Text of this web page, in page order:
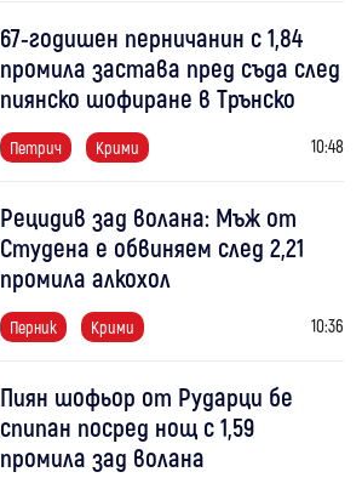
67-годишен перничанин с 1,84
промила застава пред съда след
пиянско шофиране в Трънско
Петрич Крими 10:48
Рецидив зад волана: Мъж от
Студена е обвиняем след 2,21
промила алкохол
Перник Крими 10:36
Пиян шофьор от Рударци бе
спипан посред нощ с 1,59
промила зад волана